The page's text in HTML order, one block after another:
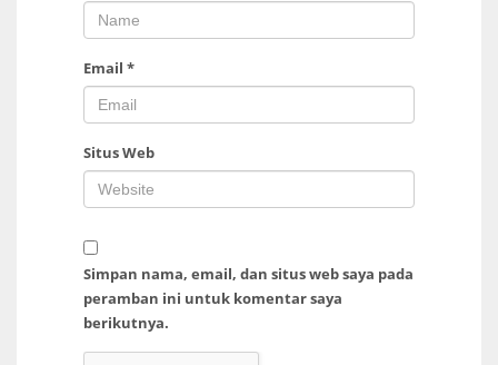
Email *
Situs Web
Simpan nama, email, dan situs web saya pada
peramban ini untuk komentar saya
berikutnya.